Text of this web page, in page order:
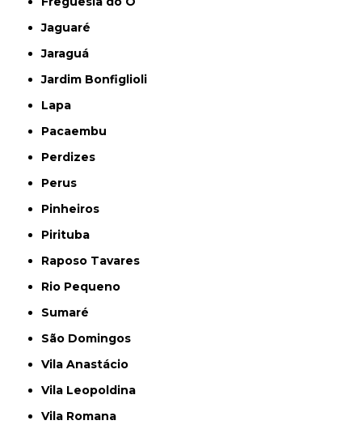
Jaguaré
Jaraguá
Jardim Bonfiglioli
Lapa
Pacaembu
Perdizes
Perus
Pinheiros
Pirituba
Raposo Tavares
Rio Pequeno
Sumaré
São Domingos
Vila Anastácio
Vila Leopoldina
Vila Romana